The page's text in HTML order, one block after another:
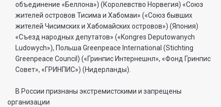
объединение «Беллона») (Королевство Норвегия) «Союз
жителей островов Тисима и Хабомаи» («Союз бывших
жителей Чисимских и Хабомайских островов») (Япония)
«Съезд народных депутатов» («Kongres Deputowanych
Ludowych»), Польша Greenpeace International (Stichting
Greenpeace Council) («Гринпис Интернешнл», «Фонд Гринпис
Совет», «ГРИНПИС») (Нидерланды).
В России признаны экстремистскими и запрещены
организации